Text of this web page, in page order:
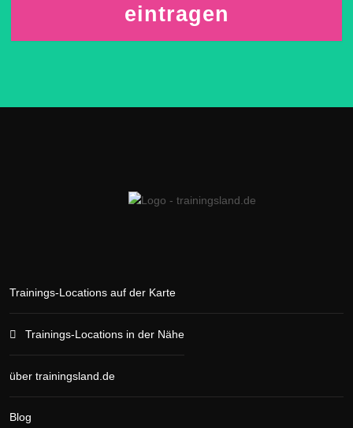
eintragen
Trainings-Locations auf der Karte
Trainings-Locations in der Nähe
über trainingsland.de
Blog